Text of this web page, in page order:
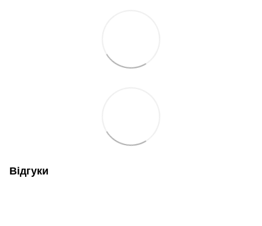
Відгуки